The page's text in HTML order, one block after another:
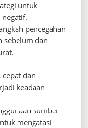
untuk
negatif.
pencegahan
sebelum dan
dan
keadaan
sumber
mengatasi